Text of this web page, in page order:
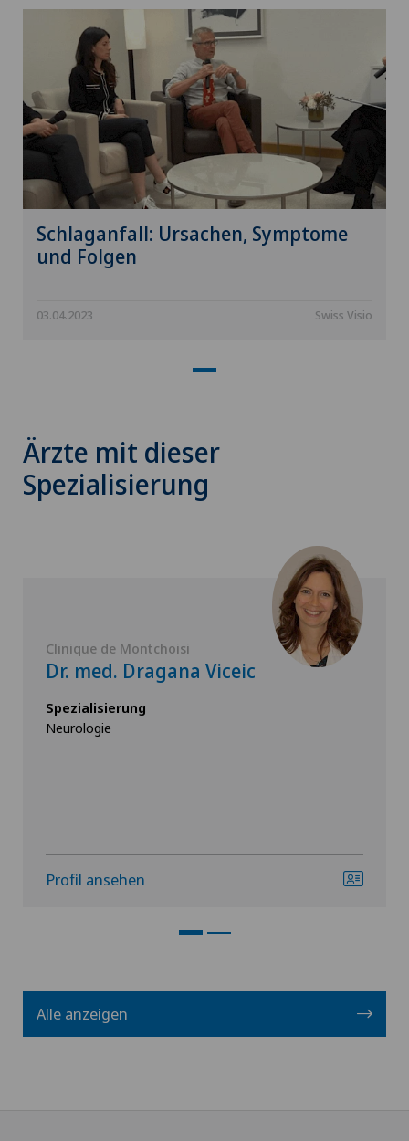
Schlaganfall: Ursachen, Symptome
und Folgen
03.04.2023 Swiss Visio
Ärzte mit dieser
Spezialisierung
Clinique de Montchoisi
Dr. med. Dragana Viceic
Spezialisierung
Neurologie
Profil ansehen
Alle anzeigen